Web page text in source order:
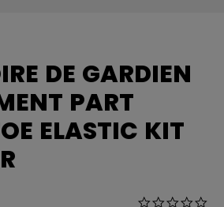
DE GARDIEN
PART
ELASTIC KIT